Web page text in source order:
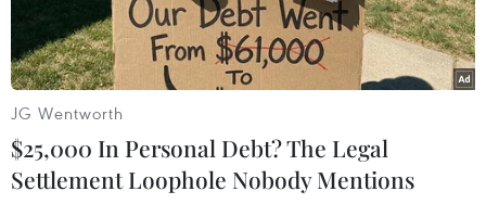
hòa đồng ngân sách thực hiện Chương trình
mụctiêu quốc gia nước sạch và vệ sinh môi
trường nông thôn (NTP3).
Văn phòng Chươngtrình Mục tiêu quốc gia nước
sạch và vệ sinh môi trường nông thôn đã nêura
JG Wentworth
$25,000 In Personal Debt? The Legal
Settlement Loophole Nobody Mentions